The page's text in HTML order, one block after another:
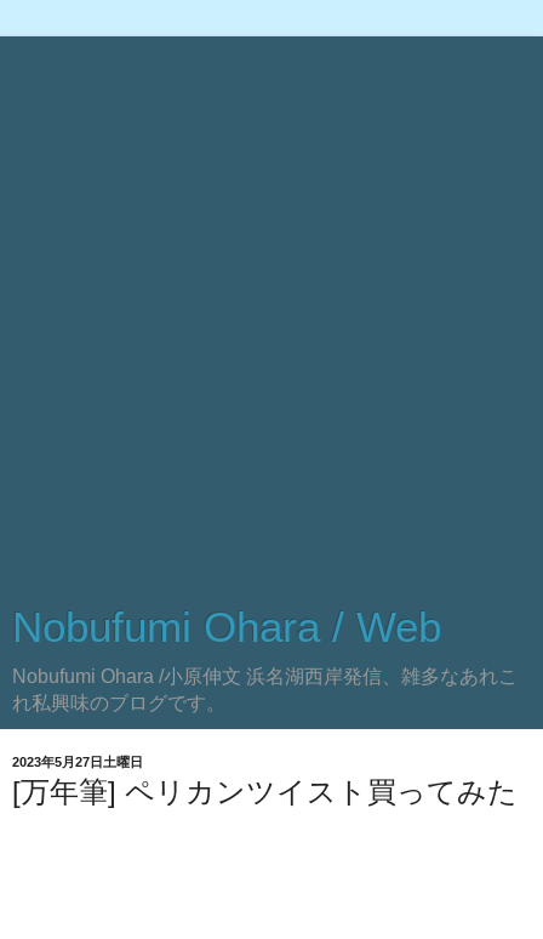
Nobufumi Ohara / Web
Nobufumi Ohara /小原伸文 浜名湖西岸発信、雑多なあれこ
れ私興味のブログです。
2023年5月27日土曜日
[万年筆] ペリカンツイスト買ってみた